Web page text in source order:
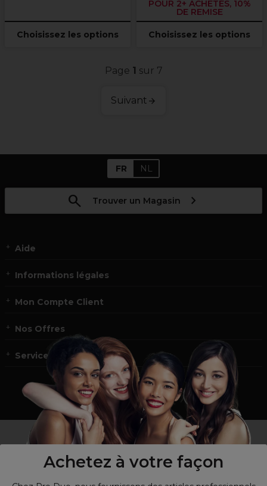
Achetez à votre façon
Choisissez les options
POUR 2+ ACHETÉS, 10%
DE REMISE
Choisissez les options
Page 1 sur 7
Suivant
FR NL
Trouver un Magasin
Aide
Informations légales
Mon Compte Client
Nos Offres
Service et contact
un professionnel de la coiffure ou de la beauté?
Visitez notre site pourles particuliers !